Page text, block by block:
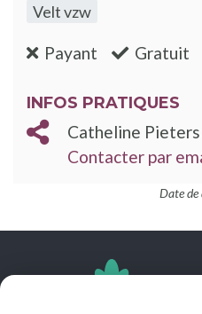
Velt vzw
Payant :non Gratuit
INFOS PRATIQUES
Catheline Pieters
Contacter par
Date